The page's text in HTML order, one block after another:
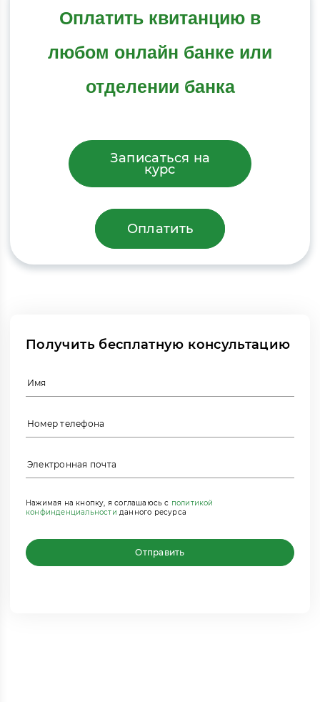
Оплатить квитанцию в
любом онлайн банке или
отделении банка
Записаться на
курс
Оплатить
Получить бесплатную консультацию
Нажимая на кнопку, я соглашаюсь с политикой
конфинденциальности данного ресурса
Отправить